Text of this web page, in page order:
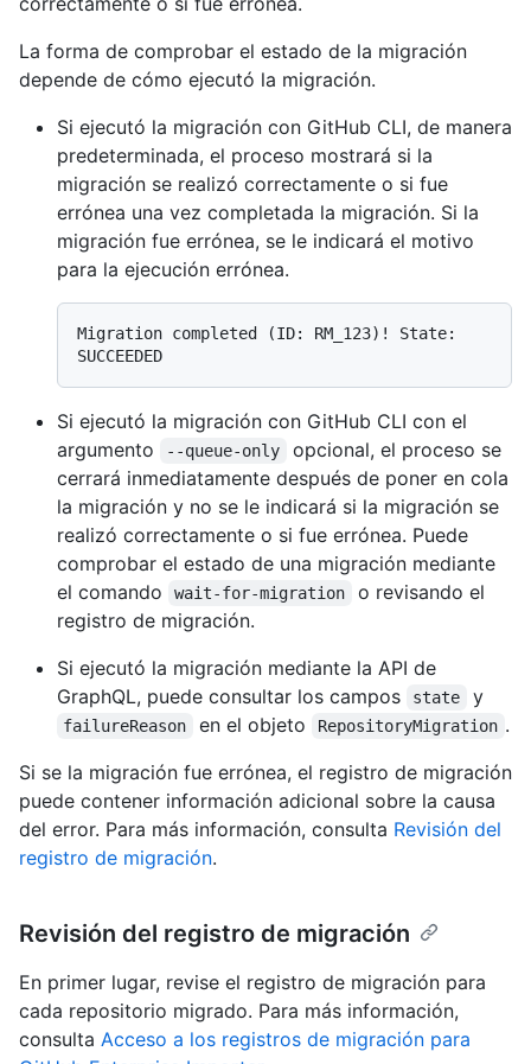
La forma de comprobar el estado de la migración
depende de cómo ejecutó la migración.
Si ejecutó la migración con GitHub CLI, de manera
predeterminada, el proceso mostrará si la
migración se realizó correctamente o si fue
errónea una vez completada la migración. Si la
migración fue errónea, se le indicará el motivo
para la ejecución errónea.
Migration completed (ID: RM_123)! State:
Si ejecutó la migración con GitHub CLI con el
argumento
--queue-only
opcional, el proceso se
cerrará inmediatamente después de poner en cola
la migración y no se le indicará si la migración se
realizó correctamente o si fue errónea. Puede
comprobar el estado de una migración mediante
el comando
wait-for-migration
o revisando el
registro de migración.
Si ejecutó la migración mediante la API de
GraphQL, puede consultar los campos
state y
failureReason en el objeto RepositoryMigration .
Si se la migración fue errónea, el registro de migración
puede contener información adicional sobre la causa
del error. Para más información, consulta Revisión del
registro de migración.
Revisión del registro de migración
En primer lugar, revise el registro de migración para
cada repositorio migrado. Para más información,
consulta Acceso a los registros de migración para